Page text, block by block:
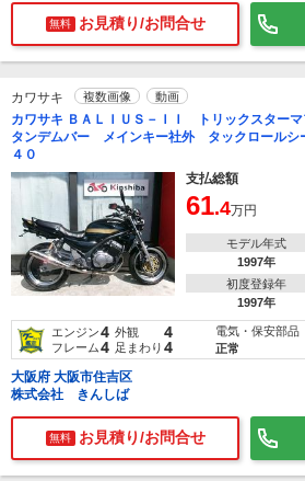
無料 お見積り/お問合せ
カワサキ 複数画像 動画
カワサキ ＢＡＬＩＵＳ－ＩＩ トリックスター
タンデムバー メインキー社外 タックロール
４０
支払総額
61.4万円
モデル年式
1997年
初度登録年
1997年
エンジン4 外観 4
フレーム4 足まわり 4
電気・保安部品
正常
大阪府 大阪市住吉区
株式会社 きんしば
無料 お見積り/お問合せ